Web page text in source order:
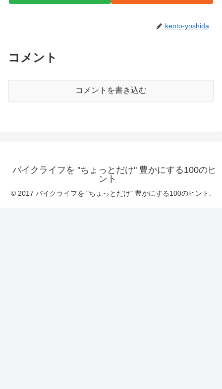
kento-yoshida
コメント
コメントを書き込む
バイクライフを "ちょっとだけ" 豊かにする100のヒ
ント
© 2017 バイクライフを "ちょっとだけ" 豊かにする100のヒント.